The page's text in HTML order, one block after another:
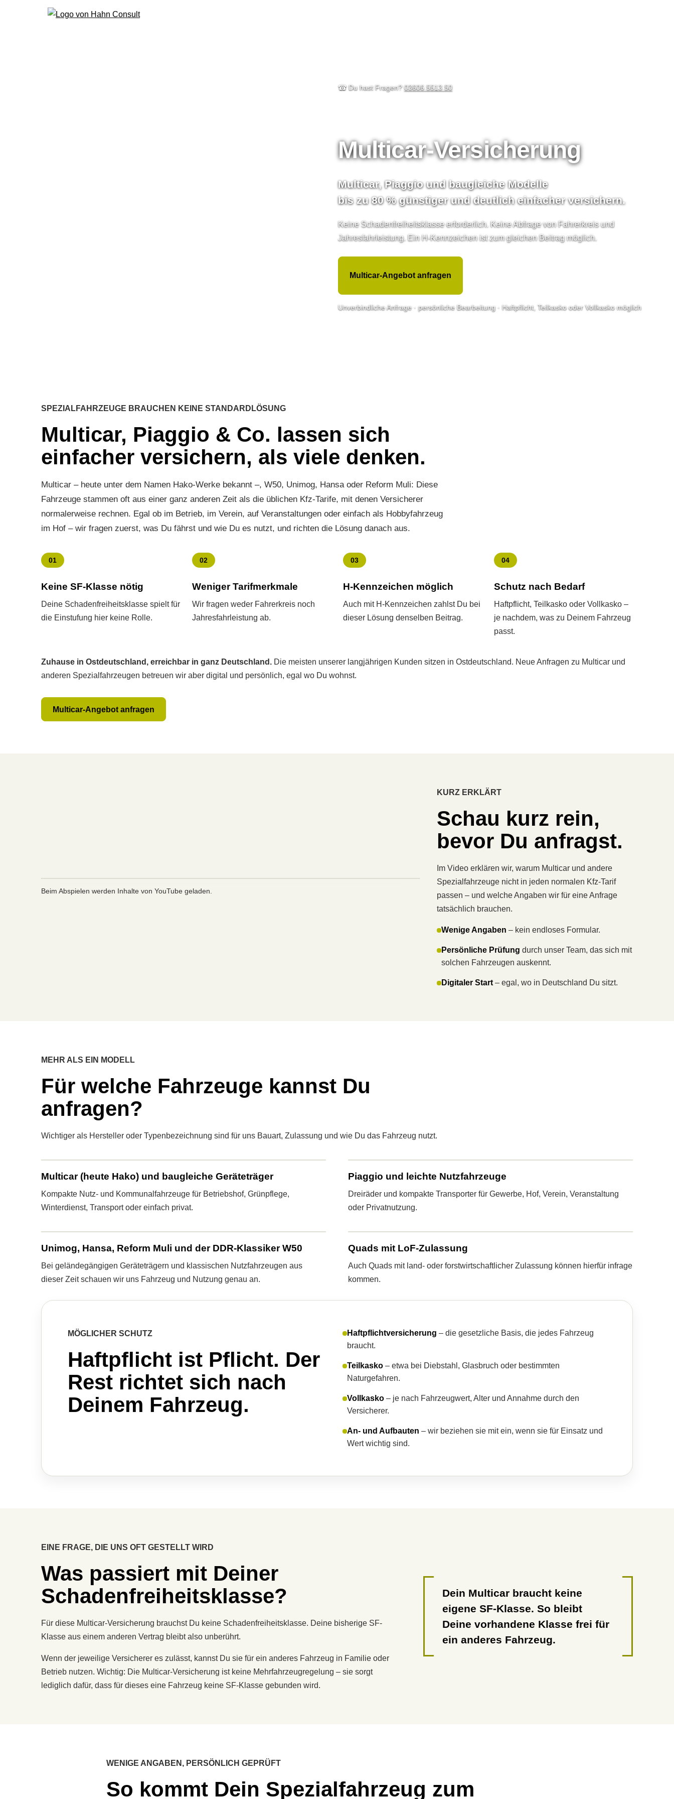
☎ Du hast Fragen?03606 5513 50
Multicar-Versicherung
Multicar, Piaggio und baugleiche Modelle
bis zu 80 % günstigerund deutlich einfacher ver­sichern.
Keine Schadenfreiheitsklasse erforderlich. Keine Abfrage von Fahrerkreis und
Jahresfahrleistung. Ein H-Kenn­zeichen ist zum gleichen Beitrag möglich.
Multicar-Angebot anfragen
Unverbindliche Anfrage · persönliche Bearbeitung · Haft­pflicht, Teilkasko oder Vollkasko möglich
SPEZIALFAHRZEUGE BRAUCHEN KEINE STANDARDLÖSUNG
Multicar, Piaggio & Co. lassen sich
einfacher ver­sichern, als viele denken.
Multicar – heute unter dem Namen Hako-Werke bekannt –, W50, Unimog, Hansa oder Reform Muli: Diese
Fahrzeuge stammen oft aus einer ganz anderen Zeit als die üblichen Kfz-Tarife, mit denen Versicherer
normalerweise rechnen. Egal ob im Betrieb, im Verein, auf Veranstaltungen oder einfach als Hobbyfahrzeug
im Hof – wir fragen zuerst, was Du fährst und wie Du es nutzt, und richten die Lösung danach aus.
01
Keine SF-Klasse nötig
Deine Schadenfreiheitsklasse spielt für
die Einstufung hier keine Rolle.
02
Weniger Tarifmerkmale
Wir fragen weder Fahrerkreis noch
Jahresfahrleistung ab.
03
H-Kenn­zeichen möglich
Auch mit H-Kenn­zeichen zahlst Du bei
dieser Lösung denselben Beitrag.
04
Schutz nach Bedarf
Haft­pflicht, Teilkasko oder Vollkasko –
je nachdem, was zu Deinem Fahrzeug
passt.
Zuhause in Ostdeutschland, erreichbar in ganz Deutschland. Die meisten unserer langjährigen Kunden sitzen in Ostdeutschland. Neue Anfragen zu Multicar und
anderen Spezialfahrzeugen betreuen wir aber digital und persönlich, egal wo Du wohnst.
Multicar-Angebot anfragen
Beim Abspielen werden Inhalte von YouTube geladen.
KURZ ERKLÄRT
Schau kurz rein,
bevor Du anfragst.
Im Video erklären wir, warum Multicar und andere
Spezialfahrzeuge nicht in jeden normalen Kfz-Tarif
passen – und welche Angaben wir für eine Anfrage
tatsächlich brauchen.
Wenige Angaben – kein endloses Formular.
Persönliche Prüfung durch unser Team, das sich mit
solchen Fahrzeugen auskennt.
Digitaler Start – egal, wo in Deutschland Du sitzt.
MEHR ALS EIN MODELL
Für welche Fahrzeuge kannst Du
anfragen?
Wichtiger als Hersteller oder Typenbezeichnung sind für uns Bauart, Zulassung und wie Du das Fahrzeug nutzt.
Multicar (heute Hako) und baugleiche Geräteträger
Kompakte Nutz- und Kommunalfahrzeuge für Betriebshof, Grünpflege,
Winterdienst, Transport oder einfach privat.
Piaggio und leichte Nutzfahrzeuge
Dreiräder und kompakte Transporter für Gewerbe, Hof, Verein, Veranstaltung
oder Privatnutzung.
Unimog, Hansa, Reform Muli und der DDR-Klassiker W50
Bei geländegängigen Geräteträgern und klassischen Nutzfahrzeugen aus
dieser Zeit schauen wir uns Fahrzeug und Nutzung genau an.
Quads mit LoF-Zulassung
Auch Quads mit land- oder forstwirtschaftlicher Zulassung können hierfür infrage
kommen.
MÖGLICHER SCHUTZ
Haft­pflicht ist Pflicht. Der
Rest richtet sich nach
Deinem Fahrzeug.
Haft­pflichtversicherung – die gesetzliche Basis, die jedes Fahrzeug
braucht.
Teilkasko – etwa bei Diebstahl, Glasbruch oder bestimmten
Naturgefahren.
Vollkasko – je nach Fahrzeugwert, Alter und Annahme durch den
Versicherer.
An- und Aufbauten – wir beziehen sie mit ein, wenn sie für Einsatz und
Wert wichtig sind.
EINE FRAGE, DIE UNS OFT GESTELLT WIRD
Was passiert mit Deiner
Schadenfreiheitsklasse?
Für diese Multicar-Versicherung brauchst Du keine Schadenfreiheitsklasse. Deine bisherige SF-
Klasse aus einem anderen Vertrag bleibt also unberührt.
Wenn der jeweilige Versicherer es zulässt, kannst Du sie für ein anderes Fahrzeug in Familie oder
Betrieb nutzen. Wichtig: Die Multicar-Versicherung ist keine Mehrfahrzeugregelung – sie sorgt
lediglich dafür, dass für dieses eine Fahrzeug keine SF-Klasse gebunden wird.
Dein Multicar braucht keine
eigene SF-Klasse. So bleibt
Deine vorhandene Klasse frei für
ein anderes Fahrzeug.
WENIGE ANGABEN, PERSÖNLICH GEPRÜFT
So kommt Dein Spezialfahrzeug zum